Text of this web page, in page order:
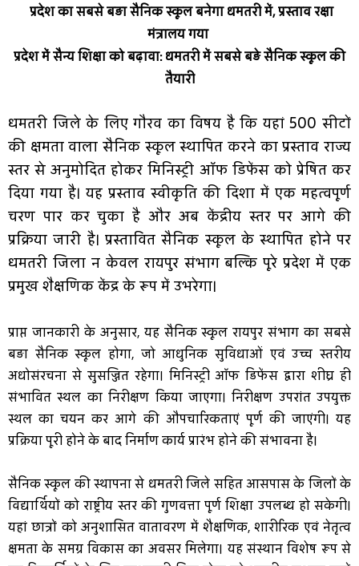
प्रदेश का सबसे बड़ा सैनिक स्कूल बनेगा धमतरी में, प्रस्ताव रक्षा
मंत्रालय गया
प्रदेश में सैन्य शिक्षा को बढ़ावा: धमतरी में सबसे बड़े सैनिक स्कूल की
तैयारी
धमतरी जिले के लिए गौरव का विषय है कि यहां 500 सीटों
की क्षमता वाला सैनिक स्कूल स्थापित करने का प्रस्ताव राज्य
स्तर से अनुमोदित होकर मिनिस्ट्री ऑफ डिफेंस को प्रेषित कर
दिया गया है। यह प्रस्ताव स्वीकृति की दिशा में एक महत्वपूर्ण
चरण पार कर चुका है और अब केंद्रीय स्तर पर आगे की
प्रक्रिया जारी है। प्रस्तावित सैनिक स्कूल के स्थापित होने पर
धमतरी जिला न केवल रायपुर संभाग बल्कि पूरे प्रदेश में एक
प्रमुख शैक्षणिक केंद्र के रूप में उभरेगा।
प्राप्त जानकारी के अनुसार, यह सैनिक स्कूल रायपुर संभाग का सबसे
बड़ा सैनिक स्कूल होगा, जो आधुनिक सुविधाओं एवं उच्च स्तरीय
अधोसंरचना से सुसज्जित रहेगा। मिनिस्ट्री ऑफ डिफेंस द्वारा शीघ्र ही
संभावित स्थल का निरीक्षण किया जाएगा। निरीक्षण उपरांत उपयुक्त
स्थल का चयन कर आगे की औपचारिकताएं पूर्ण की जाएंगी। यह
प्रक्रिया पूरी होने के बाद निर्माण कार्य प्रारंभ होने की संभावना है।
सैनिक स्कूल की स्थापना से धमतरी जिले सहित आसपास के जिलों के
विद्यार्थियों को राष्ट्रीय स्तर की गुणवत्ता पूर्ण शिक्षा उपलब्ध हो सकेगी।
यहां छात्रों को अनुशासित वातावरण में शैक्षणिक, शारीरिक एवं नेतृत्व
क्षमता के समग्र विकास का अवसर मिलेगा। यह संस्थान विशेष रूप से